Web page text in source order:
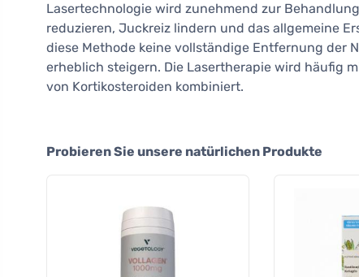
Lasertechnologie wird zunehmend zur
reduzieren, Juckreiz lindern und das allgemeine
diese Methode keine vollständige Entfernung der
erheblich steigern. Die Lasertherapie wird häufig
von Kortikosteroiden kombiniert.
Probieren Sie unsere natürlichen Produkte